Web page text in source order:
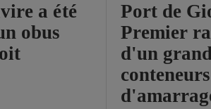
a été
obus
Port de
Premier
d'un